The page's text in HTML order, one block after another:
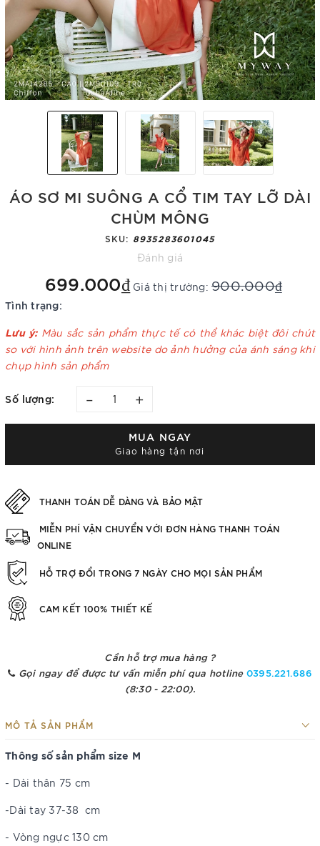
ÁO SƠ MI SUÔNG A CỔ TIM TAY LỠ DÀI
CHÙM MÔNG
SKU: 8935283601045
Đánh giá
699.000₫ Giá thị trường:900.000₫
Tình trạng:
Lưu ý: Màu sắc sản phẩm thực tế có thể khác biệt đôi chút
so với hình ảnh trên website do ảnh hưởng của ánh sáng khi
chụp hình sản phẩm
Số lượng: – +
MUA NGAY
Giao hàng tận nơi
THANH TOÁN DỄ DÀNG VÀ BẢO MẬT
MIỄN PHÍ VẬN CHUYỂN VỚI ĐƠN HÀNG THANH TOÁN
ONLINE
HỖ TRỢ ĐỔI TRONG 7 NGÀY CHO MỌI SẢN PHẨM
CAM KẾT 100% THIẾT KẾ
Cần hỗ trợ mua hàng ?
Gọi ngay để được tư vấn miễn phí qua hotline 0395.221.686
(8:30 - 22:00).
MÔ TẢ SẢN PHẨM
Thông số sản phẩm size M
- Dài thân 75 cm
-Dài tay 37-38 cm
- Vòng ngực 130 cm